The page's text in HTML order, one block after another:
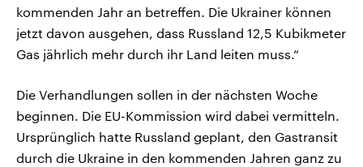
kommenden Jahr an betreffen. Die Ukrainer können
jetzt davon ausgehen, dass Russland 12,5 Kubikmeter
Gas jährlich mehr durch ihr Land leiten muss.“
Die Verhandlungen sollen in der nächsten Woche
beginnen. Die EU-Kommission wird dabei vermitteln.
Ursprünglich hatte Russland geplant, den Gastransit
durch die Ukraine in den kommenden Jahren ganz zu